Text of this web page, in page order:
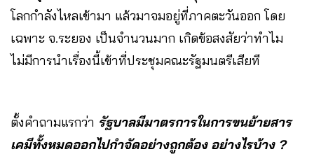
โลกกำลังไหลเข้ามา แล้วมาจมอยู่ที่ภาคตะวันออก โดย
เฉพาะ จ.ระยอง เป็นจำนวนมาก เกิดข้อสงสัยว่าทำไม
ไม่มีการนำเรื่องนี้เข้าที่ประชุมคณะรัฐมนตรีเสียที
ตั้งคำถามแรกว่า รัฐบาลมีมาตรการในการขนย้ายสาร
เคมีทั้งหมดออกไปกำจัดอย่างถูกต้อง อย่างไรบ้าง ?